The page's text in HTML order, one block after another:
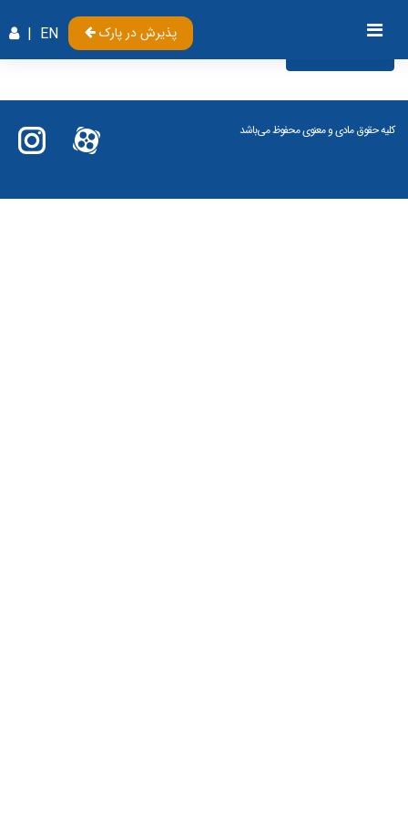
EN
| پذیرش در پارک
کلیه حقوق مادی و معنوی محفوظ می‌باشد